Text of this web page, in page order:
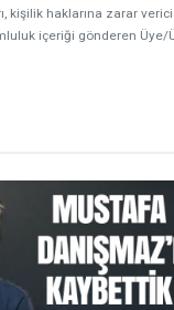
kişilik haklarına zarar
içeriği gönderen Üye/